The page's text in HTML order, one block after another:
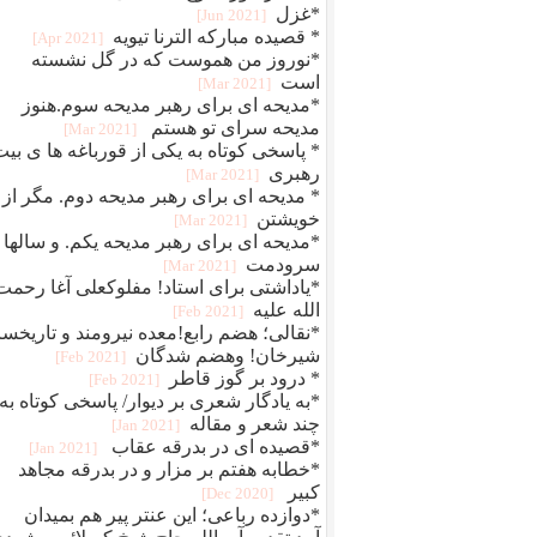
*غزل [2021 Jun]
* قصیده مبارکه الترنا تیویه [2021 Apr]
*نوروز من هموست که در گل نشسته
است
[2021 Mar]
*مدیحه ای برای رهبر مدیحه سوم.هنوز
مدیحه سرای تو هستم
[2021 Mar]
* پاسخی کوتاه به یکی از قورباغه ها ی
رهبری
[2021 Mar]
* مدیحه ای برای رهبر مدیحه دوم. مگر از
خویشتن
[2021 Mar]
*مدیحه ای برای رهبر مدیحه یکم. و سالها
سرودمت
[2021 Mar]
*یاداشتی برای استاد! مفلوکعلی آغا
الله علیه
[2021 Feb]
*نقالی؛ هضم رابع!معده نیرومند و
شیرخان! وهضم شدگان
[2021 Feb]
* درود بر گوز قاطر [2021 Feb]
*به یادگار شعری بر دیوار/ پاسخی کوتاه به
چند شعر و مقاله
[2021 Jan]
*قصیده ای در بدرقه عقاب [2021 Jan]
*خطابه هفتم بر مزار و در بدرقه مجاهد
کبیر
[2020 Dec]
*دوازده رباعی؛ این عنتر پیر هم بمیدان